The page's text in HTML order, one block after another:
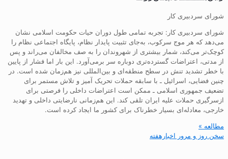
شورای سردبیری کار
شورای سردبیری کار: تجربه تمامی طول دوران حیات حکومت اسلامی نشان
می‌دهد که هر موج سرکوب، به‌جای تثبیت پایدار نظام، پایگاه اجتماعی نظام را
کوچک‌تر می‌کند، شمار بیشتری از شهروندان را به صف مخالفان می‌راند و پس
از مدتی، اعتراضات گسترده‌تری دوباره سر برمی‌آورد. این بار اما فشار از پایین
با خطر تشدید تنش در سطح منطقه‌ای و بین‌المللی نیز هم‌زمان شده است. در
چنین فضایی، اسرائیل ـ با سابقه حملات تحریک آمیز و تلاش مستمر برای
تضعیف جمهوری اسلامی ـ ممکن است اعتراضات داخلی را فرصتی برای
ازسرگیری حملات علیه ایران تلقی کند. این هم‌زمانی نارضایتی داخلی و تهدید
خارجی، معادله‌ای بسیار خطرناک برای کشور ما ایجاد کرده است.
مطالعه »
سخن روز و مرور اخبارهفته